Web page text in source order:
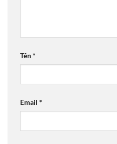
Tên*
Email *